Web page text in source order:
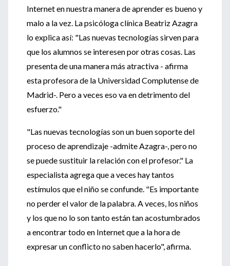
Internet en nuestra manera de aprender es bueno y
malo a la vez. La psicóloga clínica Beatriz Azagra
lo explica así: "Las nuevas tecnologías sirven para
que los alumnos se interesen por otras cosas. Las
presenta de una manera más atractiva - afirma
esta profesora de la Universidad Complutense de
Madrid-. Pero a veces eso va en detrimento del
esfuerzo."
"Las nuevas tecnologías son un buen soporte del
proceso de aprendizaje -admite Azagra-, pero no
se puede sustituir la relación con el profesor." La
especialista agrega que a veces hay tantos
estímulos que el niño se confunde. "Es importante
no perder el valor de la palabra. A veces, los niños
y los que no lo son tanto están tan acostumbrados
a encontrar todo en Internet que a la hora de
expresar un conflicto no saben hacerlo", afirma.